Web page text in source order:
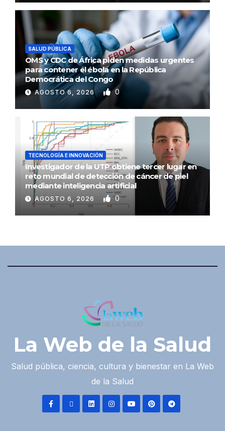
SALUD PÚBLICA
OMS y CDC de África piden medidas urgentes
para contener el ébola en la República
Democrática del Congo
AGOSTO 6, 2026 0
TECNOLOGÍA E INNOVACIÓN
Investigador de la UTP obtiene tercer lugar en
reto mundial de detección de cáncer de piel
mediante inteligencia artificial
AGOSTO 6, 2026 0
La Web de la Salud
Salud pública, ciencia, cultura y bienestar en La Web
de la Salud